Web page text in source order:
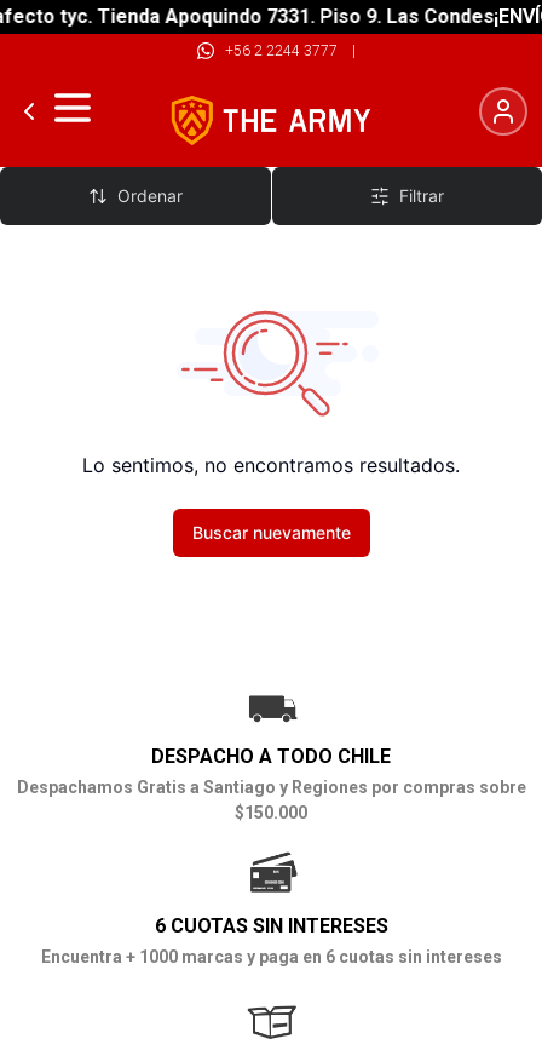
tyc. Tienda Apoquindo 7331. Piso 9. Las Condes
+56 2 2244 3777 |
Pantalones Mujer Moto
Ordenar Filtrar
Lo sentimos, no encontramos resultados.
Buscar nuevamente
DESPACHO A TODO CHILE
Despachamos Gratis a Santiago y Regiones por compras sobre
$150.000
6 CUOTAS SIN INTERESES
Encuentra + 1000 marcas y paga en 6 cuotas sin intereses